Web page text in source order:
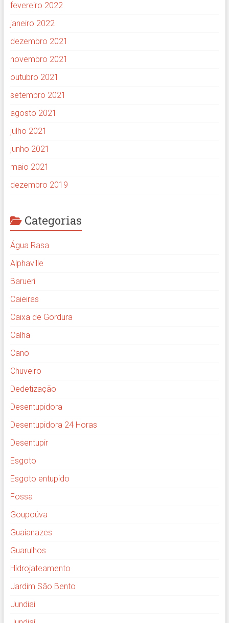
fevereiro 2022
janeiro 2022
dezembro 2021
novembro 2021
outubro 2021
setembro 2021
agosto 2021
julho 2021
junho 2021
maio 2021
dezembro 2019
Categorias
Água Rasa
Alphaville
Barueri
Caieiras
Caixa de Gordura
Calha
Cano
Chuveiro
Dedetização
Desentupidora
Desentupidora 24 Horas
Desentupir
Esgoto
Esgoto entupido
Fossa
Goupoúva
Guaianazes
Guarulhos
Hidrojateamento
Jardim São Bento
Jundiai